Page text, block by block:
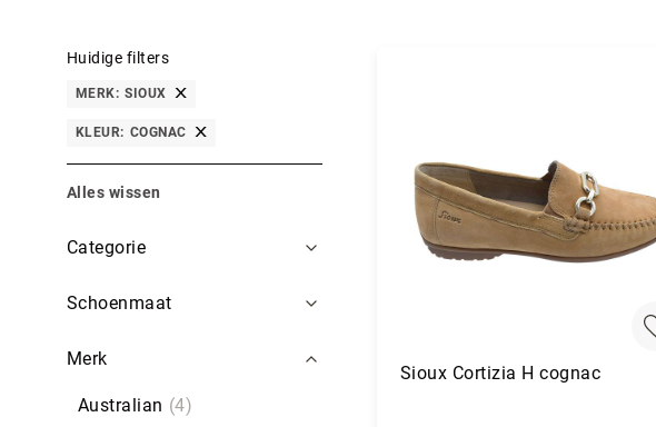
Sioux Cortizia H cognac
Huidige filters
MERK SIOUX
KLEUR COGNAC
Alles wissen
Categorie
Schoenmaat
Merk
Australian
4